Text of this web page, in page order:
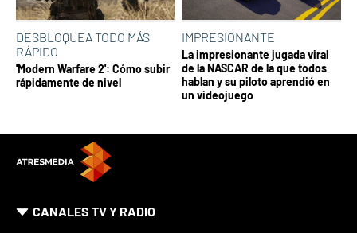
DESBLOQUEA TODO MÁS
RÁPIDO
'Modern Warfare 2': Cómo subir
rápidamente de nivel
IMPRESIONANTE
La impresionante jugada viral
de la NASCAR de la que todos
hablan y su piloto aprendió en
un videojuego
CANALES TV Y RADIO